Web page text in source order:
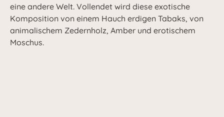
eine andere Welt. Vollendet wird diese exotische
Komposition von einem Hauch erdigen Tabaks, von
animalischem Zedernholz, Amber und erotischem
Moschus.